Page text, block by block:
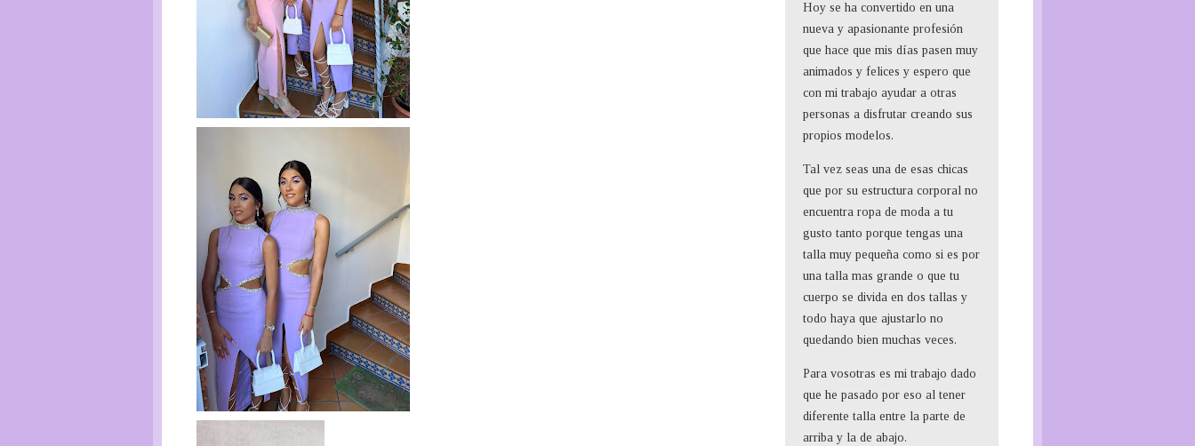
Hoy se ha convertido en una
nueva y apasionante profesión
que hace que mis días pasen muy
animados y felices y espero que
con mi trabajo ayudar a otras
personas a disfrutar creando sus
propios modelos.
Tal vez seas una de esas chicas
que por su estructura corporal no
encuentra ropa de moda a tu
gusto tanto porque tengas una
talla muy pequeña como si es por
una talla mas grande o que tu
cuerpo se divida en dos tallas y
todo haya que ajustarlo no
quedando bien muchas veces.
Para vosotras es mi trabajo dado
que he pasado por eso al tener
diferente talla entre la parte de
arriba y la de abajo.